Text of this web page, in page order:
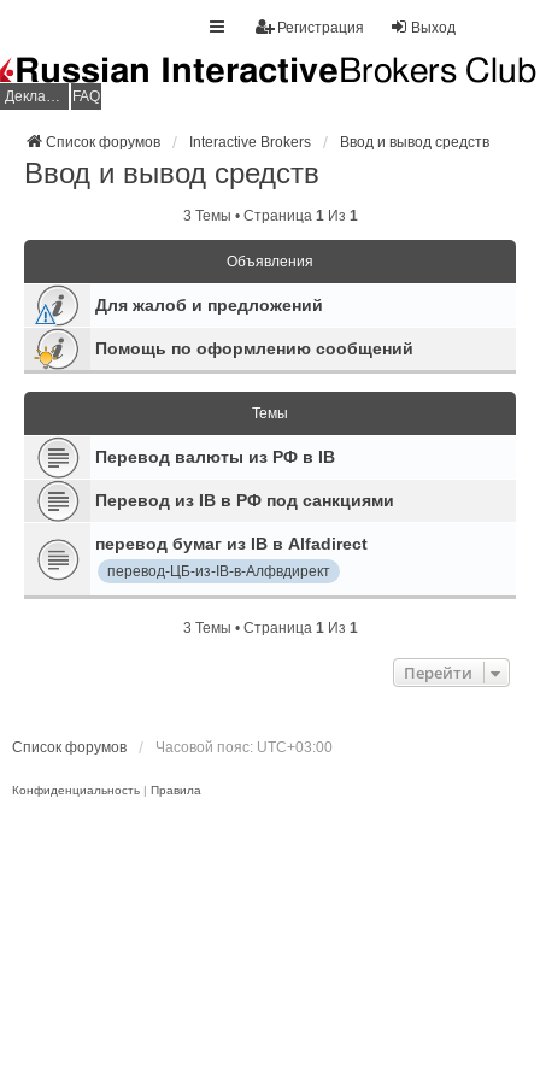
Выход
Регистрация
Декларация НДФЛ FAQ
Список форумов Interactive Brokers Ввод и вывод средств
Ввод и вывод средств
3 Темы • Страница 1Из 1
Объявления
Для жалоб и предложений
Помощь по оформлению сообщений
Темы
Перевод валюты из РФ в IB
Перевод из IB в РФ под санкциями
перевод бумаг из IB в Alfadirect
перевод-ЦБ-из-IB-в-Алфвдирект
3 Темы • Страница 1Из 1
Перейти
Список форумов Часовой пояс: UTC+03:00
Конфиденциальность | Правила